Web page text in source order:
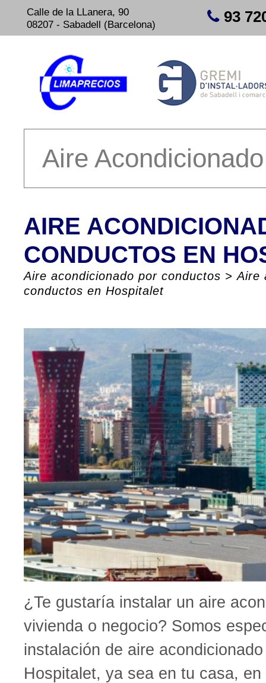
Calle de la LLanera, 90
08207 - Sabadell (Barcelona)
93
AIRE
CONDUCTOS EN
Aire acondicionado por conductos >Aire
conductos en Hospitalet
¿Te gustaría instalar un aire
vivienda o negocio? Somos
instalación de aire
Hospitalet, ya sea en tu casa,